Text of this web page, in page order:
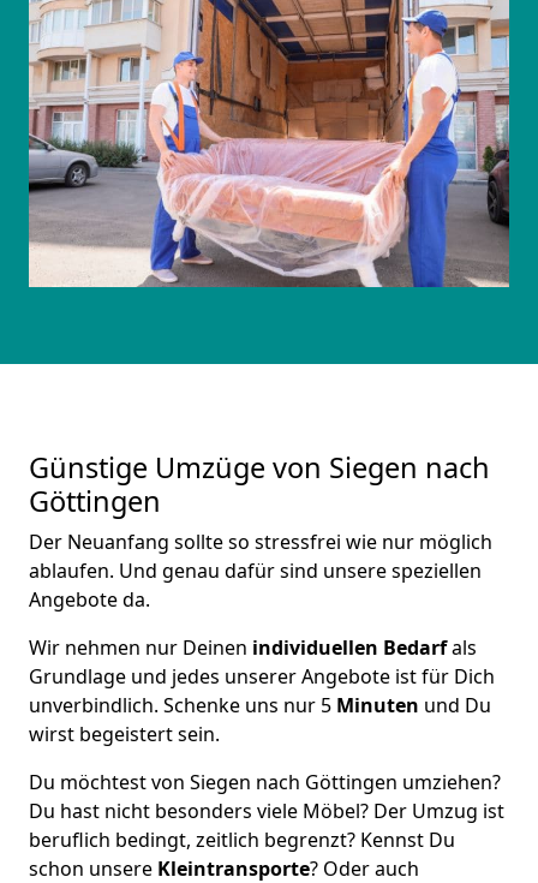
Günstige Umzüge von Siegen nach
Göttingen
Der Neuanfang sollte so stressfrei wie nur möglich
ablaufen. Und genau dafür sind unsere speziellen
Angebote da.
Wir nehmen nur Deinen individuellen Bedarfals
Grundlage und jedes unserer Angebote ist für Dich
unverbindlich. Schenke uns nur 5 Minuten und Du
wirst begeistert sein.
Du möchtest von Siegen nach Göttingen umziehen?
Du hast nicht besonders viele Möbel? Der Umzug ist
beruflich bedingt, zeitlich begrenzt? Kennst Du
schon unsere Kleintransporte? Oder auch